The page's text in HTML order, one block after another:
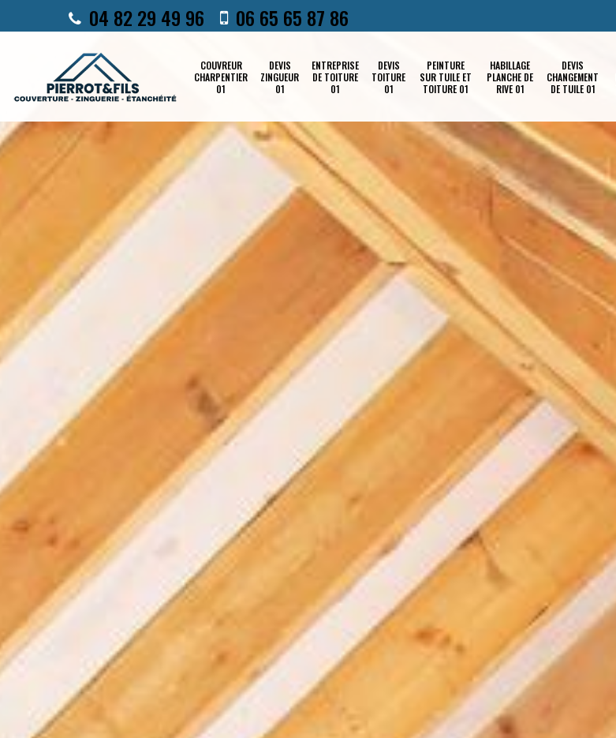
04 82 29 49 96 06 65 65 87 86
COUVREUR
CHARPENTIER
01
DEVIS
ZINGUEUR
01
ENTREPRISE
DE TOITURE
01
DEVIS
TOITURE
01
PEINTURE
SUR TUILE ET
TOITURE 01
HABILLAGE
PLANCHE DE
RIVE 01
DEVIS
CHANGEMENT
DE TUILE 01